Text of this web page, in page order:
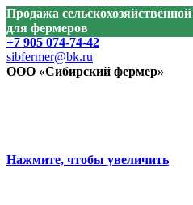
Продажа
для фермеров
+7 905 074-74-42
sibfermer@bk.ru
ООО «Сибирский фермер»
Нажмите, чтобы увеличить